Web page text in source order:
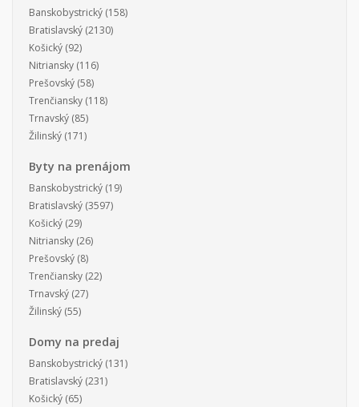
Banskobystrický (158)
Bratislavský (2130)
Košický (92)
Nitriansky (116)
Prešovský (58)
Trenčiansky (118)
Trnavský (85)
Žilinský (171)
Byty na prenájom
Banskobystrický (19)
Bratislavský (3597)
Košický (29)
Nitriansky (26)
Prešovský (8)
Trenčiansky (22)
Trnavský (27)
Žilinský (55)
Domy na predaj
Banskobystrický (131)
Bratislavský (231)
Košický (65)